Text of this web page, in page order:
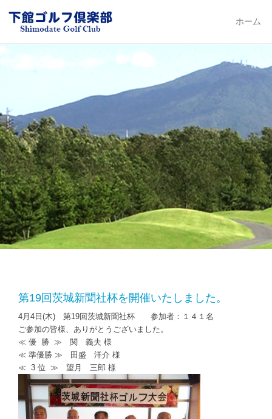
Primary
Skip to
ホーム
第19回茨城新聞社杯を開催いたしました。
4月4日(木) 第19回茨城新聞社杯 参加者：１４１名
ご参加の皆様、ありがとうございました。
≪ 優 勝 ≫ 関 義夫 様
≪ 準優勝 ≫ 田盛 洋介 様
≪ 3 位 ≫ 望月 三郎 様